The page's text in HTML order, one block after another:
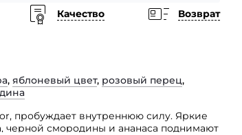
Качество
Возврат
, яблоневый цвет, розовый перец,
пробуждает внутреннюю силу. Яркие
черной смородины и ананаса поднимают